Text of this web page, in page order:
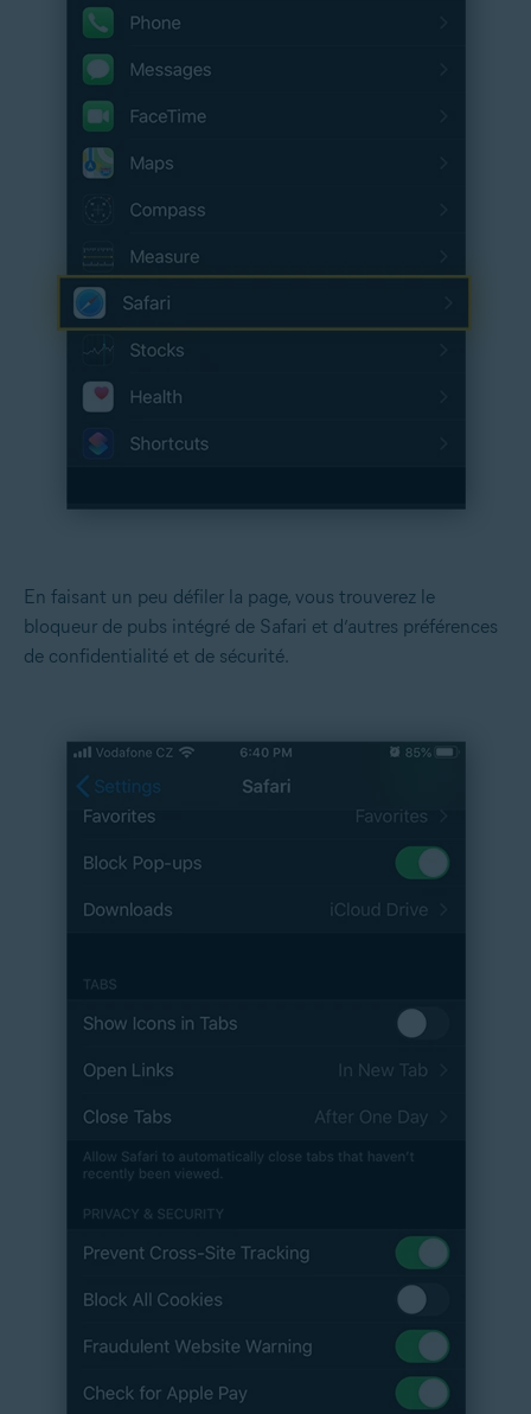
En faisant un peu défiler la page, vous trouverez le
bloqueur de pubs intégré de Safari et d’autres préférences
de confidentialité et de sécurité.